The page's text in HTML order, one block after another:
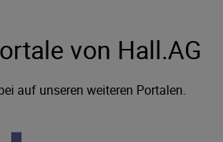
von Hall.AG
auf unseren weiteren Portalen.